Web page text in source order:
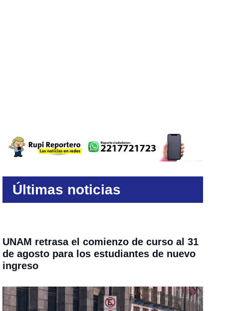
Últimas noticias
UNAM retrasa el comienzo de curso al 31
de agosto para los estudiantes de nuevo
ingreso